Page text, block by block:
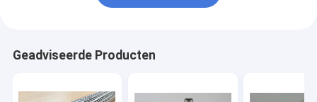
Geadviseerde Producten